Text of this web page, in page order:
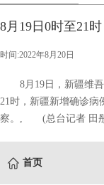
8月19日0时至21
时间:2022年8月20日
8月19日，新疆维吾
21时，新疆新增确诊病
察。, (总台记者 田彤
首页